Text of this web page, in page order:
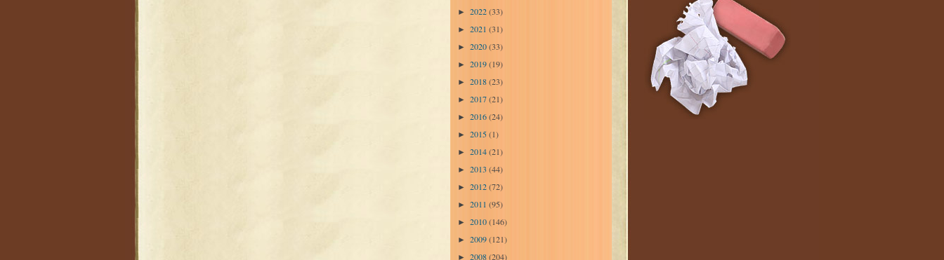
► 2022(33)
► 2021 (31)
► 2020(33)
► 2019(19)
► 2018(23)
► 2017(21)
► 2016(24)
► 2015(1)
► 2014(21)
► 2013 (44)
► 2012(72)
► 2011 (95)
► 2010(146)
► 2009(121)
► 2008(204)